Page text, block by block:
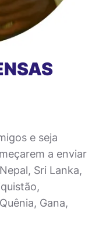
e seja
a enviar
Sri Lanka,
Gana,